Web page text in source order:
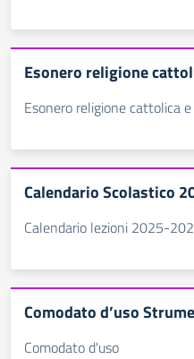
Esonero religione
Esonero religione cattolica
Calendario Scolastico
Calendario lezioni 2025-
Comodato d’uso
Comodato d'uso